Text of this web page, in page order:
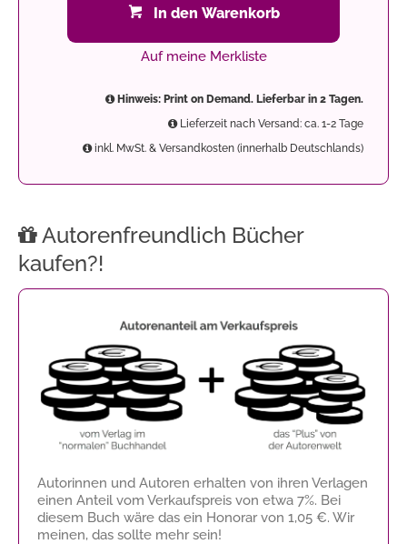
In den Warenkorb
Auf meine Merkliste
Hinweis: Print on Demand. Lieferbar in 2 Tagen.
Lieferzeit nach Versand: ca. 1-2 Tage
inkl. MwSt. & Versandkosten (innerhalb Deutschlands)
Autorenfreundlich Bücher
kaufen?!
Autorinnen und Autoren erhalten von ihren Verlagen
einen Anteil vom Verkaufspreis von etwa 7%. Bei
diesem Buch wäre das ein Honorar von 1,05 €. Wir
meinen, das sollte mehr sein!